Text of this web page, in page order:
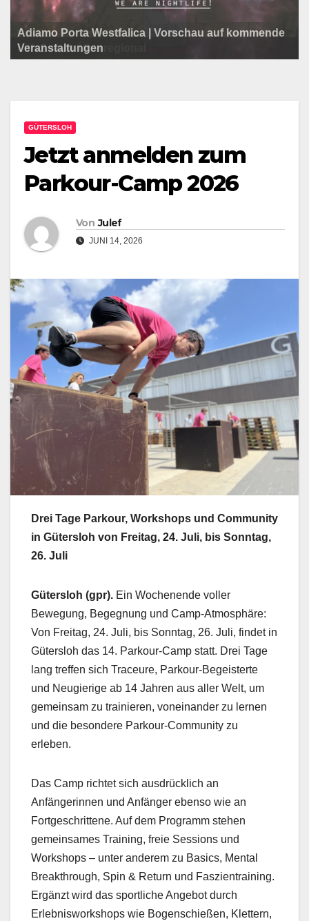
Programm der Komödie am Klosterplatz.
Litfaßsäule Überregional
Adiamo Porta Westfalica | Vorschau auf kommende
Veranstaltungen
Litfaßsäule Überregional
Litfaßsäule Überregional
GÜTERSLOH
Jetzt anmelden zum
Parkour-Camp 2026
Von Julef
JUNI 14, 2026
Drei Tage Parkour, Workshops und Community
in Gütersloh von Freitag, 24. Juli, bis Sonntag,
26. Juli
Gütersloh (gpr). Ein Wochenende voller
Bewegung, Begegnung und Camp-Atmosphäre:
Von Freitag, 24. Juli, bis Sonntag, 26. Juli, findet in
Gütersloh das 14. Parkour-Camp statt. Drei Tage
lang treffen sich Traceure, Parkour-Begeisterte
und Neugierige ab 14 Jahren aus aller Welt, um
gemeinsam zu trainieren, voneinander zu lernen
und die besondere Parkour-Community zu
erleben.
Das Camp richtet sich ausdrücklich an
Anfängerinnen und Anfänger ebenso wie an
Fortgeschrittene. Auf dem Programm stehen
gemeinsames Training, freie Sessions und
Workshops – unter anderem zu Basics, Mental
Breakthrough, Spin & Return und Faszientraining.
Ergänzt wird das sportliche Angebot durch
Erlebnisworkshops wie Bogenschießen, Klettern,